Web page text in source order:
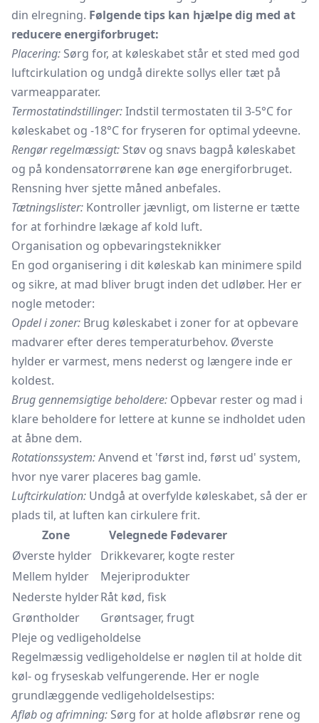
din elregning. Følgende tips kan hjælpe dig med at
reducere energiforbruget:
Placering: Sørg for, at køleskabet står et sted med god
luftcirkulation og undgå direkte sollys eller tæt på
varmeapparater.
Termostatindstillinger:Indstil termostaten til 3-5°C for
køleskabet og -18°C for fryseren for optimal ydeevne.
Rengør regelmæssigt: Støv og snavs bagpå køleskabet
og på kondensatorrørene kan øge energiforbruget.
Rensning hver sjette måned anbefales.
Tætningslister: Kontroller jævnligt, om listerne er tætte
for at forhindre lækage af kold luft.
Organisation og opbevaringsteknikker
En god organisering i dit køleskab kan minimere spild
og sikre, at mad bliver brugt inden det udløber. Her er
nogle metoder:
Opdel i zoner: Brug køleskabet i zoner for at opbevare
madvarer efter deres temperaturbehov. Øverste
hylder er varmest, mens nederst og længere inde er
koldest.
Brug gennemsigtige beholdere: Opbevar rester og mad i
klare beholdere for lettere at kunne se indholdet uden
at åbne dem.
Rotationssystem:Anvend et 'først ind, først ud' system,
hvor nye varer placeres bag gamle.
Luftcirkulation: Undgå at overfylde køleskabet, så der er
plads til, at luften kan cirkulere frit.
Zone
Velegnede Fødevarer
Øverste hylder Drikkevarer, kogte rester
Mellem hylder
Mejeriprodukter
Nederste hylderRåt kød, fisk
Grøntholder
Grøntsager, frugt
Pleje og vedligeholdelse
Regelmæssig vedligeholdelse er nøglen til at holde dit
køl- og fryseskab velfungerende. Her er nogle
grundlæggende vedligeholdelsestips:
Afløb og afrimning: Sørg for at holde afløbsrør rene og